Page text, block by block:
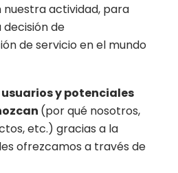
nuestra actividad, para
de
de servicio en el mundo
y potenciales
(por qué nosotros,
etc.) gracias a la
ofrezcamos a través de